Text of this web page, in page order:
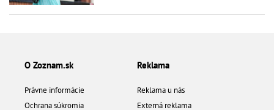
O Zoznam.sk
Právne informácie
Ochrana súkromia
Reklama
Reklama u nás
Externá reklama